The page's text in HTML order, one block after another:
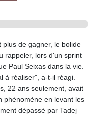
plus de gagner, le bolide
rappeler, lors d'un sprint
Paul Seixas dans la vie.
à réaliser", a-t-il réagi.
22 ans seulement, avait
phénomène en levant les
dépassé par Tadej